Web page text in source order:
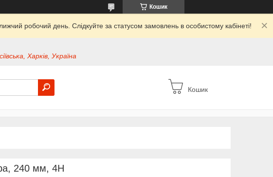
Кошик
робочий день. Слідкуйте за статусом замовлень в особистому кабінеті!
Харків, Україна
Кошик
240 мм, 4H